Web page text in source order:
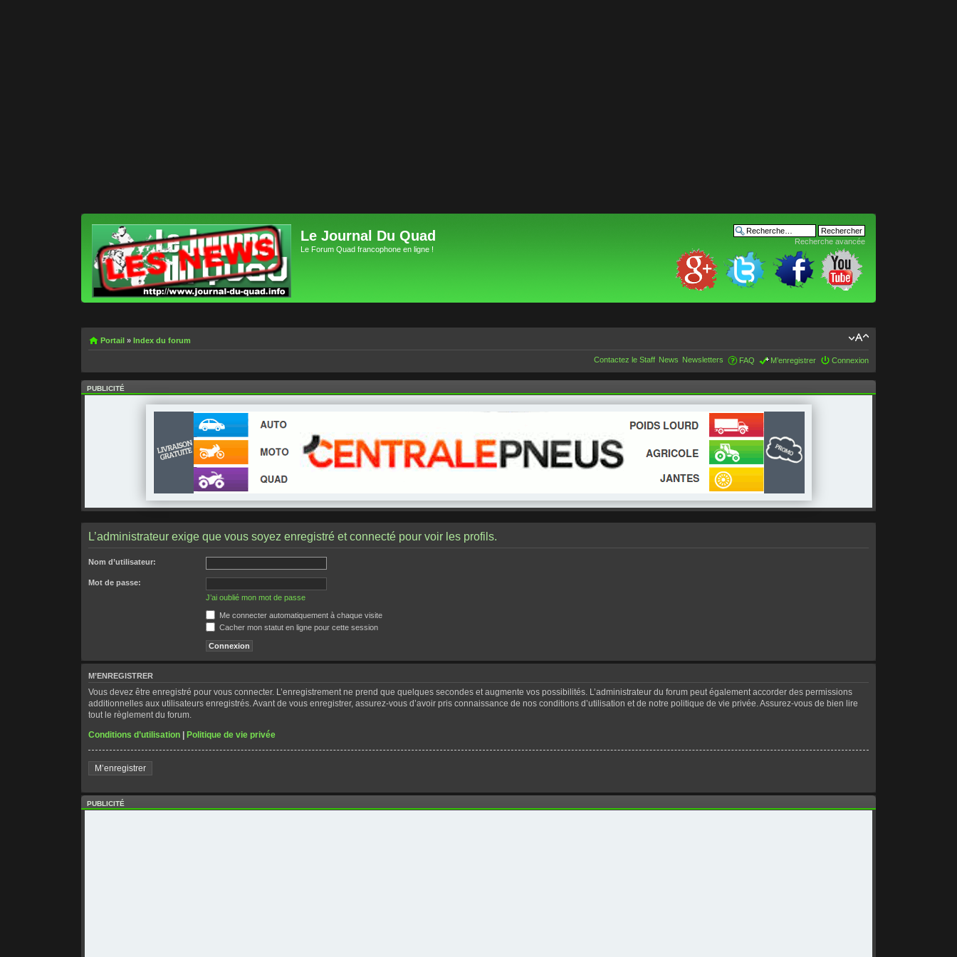
Le Journal Du Quad
Le Forum Quad francophone en ligne !
Recherche avancée
Portail »Index du forum
Contactez le Staff News Newsletters FAQ M’enregistrer Connexion
PUBLICITÉ
L’administrateur exige que vous soyez enregistré et connecté pour voir les profils.
Nom d’utilisateur:
Mot de passe:
J’ai oublié mon mot de passe
Me connecter automatiquement à chaque visite
Cacher mon statut en ligne pour cette session
M’ENREGISTRER
Vous devez être enregistré pour vous connecter. L’enregistrement ne prend que quelques secondes et augmente vos possibilités. L’administrateur du forum peut également accorder des permissions
additionnelles aux utilisateurs enregistrés. Avant de vous enregistrer, assurez-vous d’avoir pris connaissance de nos conditions d’utilisation et de notre politique de vie privée. Assurez-vous de bien lire
tout le règlement du forum.
Conditions d’utilisation
Politique de vie privée
M’enregistrer
PUBLICITÉ